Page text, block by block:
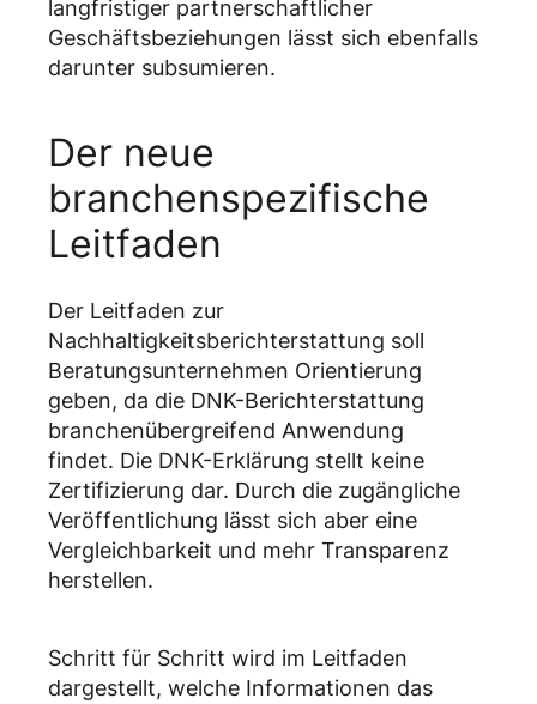
langfristiger partnerschaftlicher
Geschäftsbeziehungen lässt sich ebenfalls
darunter subsumieren.
Der neue
branchenspezifische
Leitfaden
Der Leitfaden zur
Nachhaltigkeitsberichterstattung soll
Beratungsunternehmen Orientierung
geben, da die DNK-Berichterstattung
branchenübergreifend Anwendung
findet. Die DNK-Erklärung stellt keine
Zertifizierung dar. Durch die zugängliche
Veröffentlichung lässt sich aber eine
Vergleichbarkeit und mehr Transparenz
herstellen.
Schritt für Schritt wird im Leitfaden
dargestellt, welche Informationen das